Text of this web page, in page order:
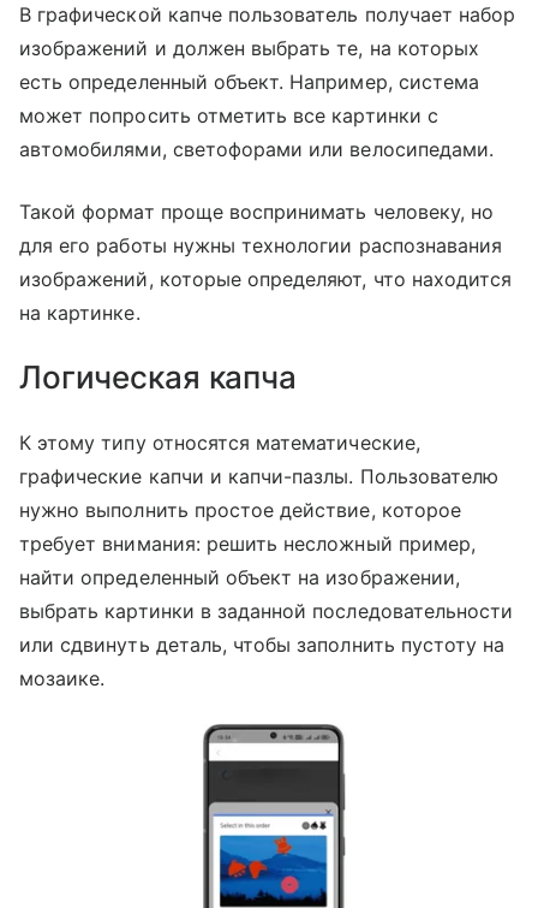
В графической капче пользователь получает набор
изображений и должен выбрать те, на которых
есть определенный объект. Например, система
может попросить отметить все картинки с
автомобилями, светофорами или велосипедами.
Такой формат проще воспринимать человеку, но
для его работы нужны технологии распознавания
изображений, которые определяют, что находится
на картинке.
Логическая капча
К этому типу относятся математические,
графические капчи и капчи-пазлы. Пользователю
нужно выполнить простое действие, которое
требует внимания: решить несложный пример,
найти определенный объект на изображении,
выбрать картинки в заданной последовательности
или сдвинуть деталь, чтобы заполнить пустоту на
мозаике.